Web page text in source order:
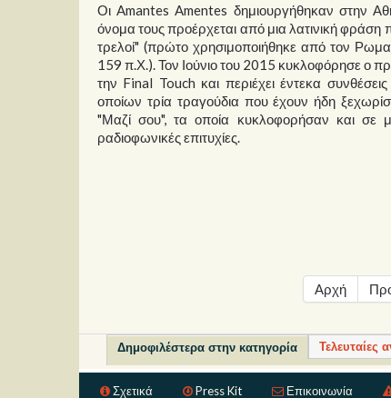
Οι Amantes Amentes δημιουργήθηκαν στην
όνομα τους προέρχεται από μια λατινική φράση
τρελοί" (πρώτο χρησιμοποιήθηκε από τον
159 π.Χ.). Τον Ιούνιο του 2015 κυκλοφόρησε ο
την Final Touch και περιέχει έντεκα
οποίων τρία τραγούδια που έχουν ήδη
"Μαζί σου", τα οποία κυκλοφορήσαν και σε
ραδιοφωνικές επιτυχίες.
Αρχή
Δημοφιλέστερα στην κατηγορία Τελευταίες
Σχετικά Press Kit Επικοινωνία